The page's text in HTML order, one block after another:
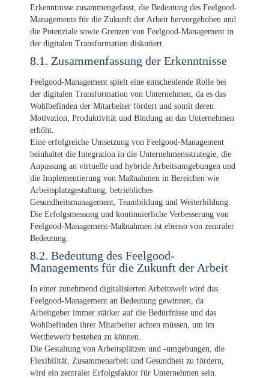
Erkenntnisse zusammengefasst, die Bedeutung des Feelgood-
Managements für die Zukunft der Arbeit hervorgehoben und
die Potenziale sowie Grenzen von Feelgood-Management in
der digitalen Transformation diskutiert.
8.1. Zusammenfassung der Erkenntnisse
Feelgood-Management spielt eine entscheidende Rolle bei
der digitalen Transformation von Unternehmen, da es das
Wohlbefinden der Mitarbeiter fördert und somit deren
Motivation, Produktivität und Bindung an das Unternehmen
erhöht.
Eine erfolgreiche Umsetzung von Feelgood-Management
beinhaltet die Integration in die Unternehmensstrategie, die
Anpassung an virtuelle und hybride Arbeitsumgebungen und
die Implementierung von Maßnahmen in Bereichen wie
Arbeitsplatzgestaltung, betriebliches
Gesundheitsmanagement, Teambildung und Weiterbildung.
Die Erfolgsmessung und kontinuierliche Verbesserung von
Feelgood-Management-Maßnahmen ist ebenso von zentraler
Bedeutung.
8.2. Bedeutung des Feelgood-
Managements für die Zukunft der Arbeit
In einer zunehmend digitalisierten Arbeitswelt wird das
Feelgood-Management an Bedeutung gewinnen, da
Arbeitgeber immer stärker auf die Bedürfnisse und das
Wohlbefinden ihrer Mitarbeiter achten müssen, um im
Wettbewerb bestehen zu können.
Die Gestaltung von Arbeitsplätzen und -umgebungen, die
Flexibilität, Zusammenarbeit und Gesundheit zu fördern,
wird ein zentraler Erfolgsfaktor für Unternehmen sein.